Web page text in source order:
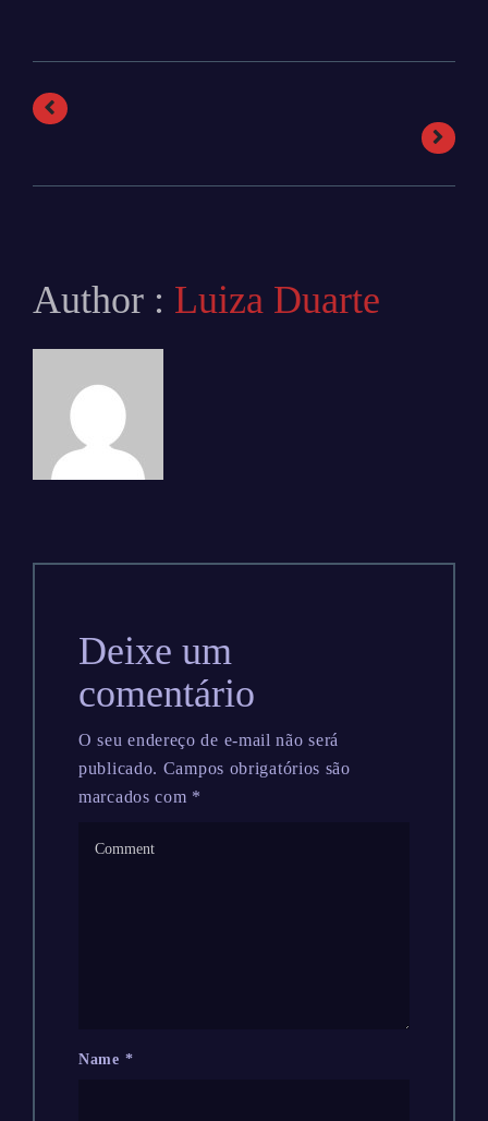
Author : Luiza Duarte
Deixe um
comentário
O seu endereço de e-mail não será
publicado. Campos obrigatórios são
marcados com *
Name *